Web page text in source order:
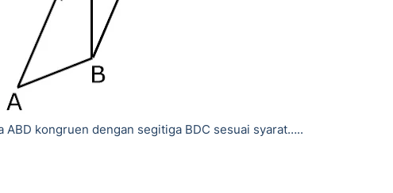
ABD kongruen dengan segitiga BDC sesuai syarat…..